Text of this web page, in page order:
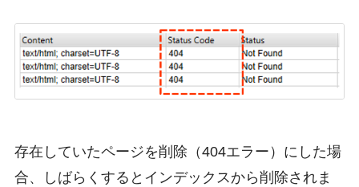
存在していたページを削除（404エラー）にした場
合、しばらくするとインデックスから削除されま